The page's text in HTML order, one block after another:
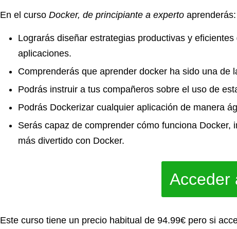
En el curso Docker, de principiante a experto aprenderás:
Lograrás diseñar estrategias productivas y
aplicaciones.
Comprenderás que aprender docker ha sido una de
Podrás instruir a tus compañeros sobre el uso de
Podrás Dockerizar cualquier aplicación de manera
Serás capaz de comprender cómo funciona
más divertido con Docker.
Acceder
Este curso tiene un precio habitual de 94.99€ pero si